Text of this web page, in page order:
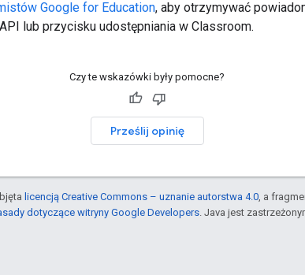
Google for Education, aby otrzymywać
lub przycisku udostępniania w Classroom.
Czy te wskazówki były pomocne?
Prześlij opinię
licencją Creative Commons – uznanie autorstwa 4.0 , a
dotyczące witryny Google Developers . Java jest